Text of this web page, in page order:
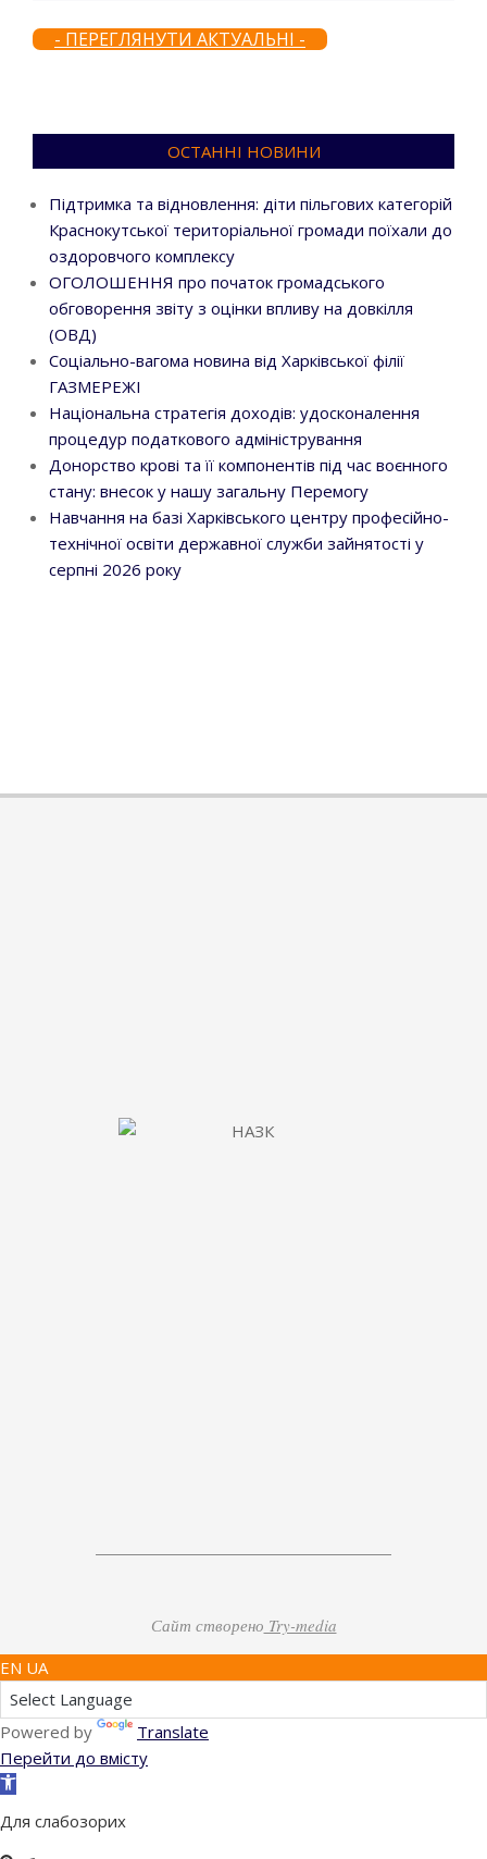
- ПЕРЕГЛЯНУТИ АКТУАЛЬНІ -
ОСТАННІ НОВИНИ
Підтримка та відновлення: діти пільгових категорій
Краснокутської територіальної громади поїхали до
оздоровчого комплексу
ОГОЛОШЕННЯ про початок громадського
обговорення звіту з оцінки впливу на довкілля
(ОВД)
Соціально-вагома новина від Харківської філії
ГАЗМЕРЕЖІ
Національна стратегія доходів: удосконалення
процедур податкового адміністрування
Донорство крові та її компонентів під час воєнного
стану: внесок у нашу загальну Перемогу
Навчання на базі Харківського центру професійно-
технічної освіти державної служби зайнятості у
серпні 2026 року
Сайт створено Try-media
EN UA
Powered by
Translate
Перейти до вмісту
Відкрити
інструментів
Для слабозорих